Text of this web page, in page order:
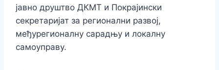
јавно друштво ДКМТ и Покрајински
секретаријат за регионални развој,
међурегионалну сарадњу и локалну
самоуправу.